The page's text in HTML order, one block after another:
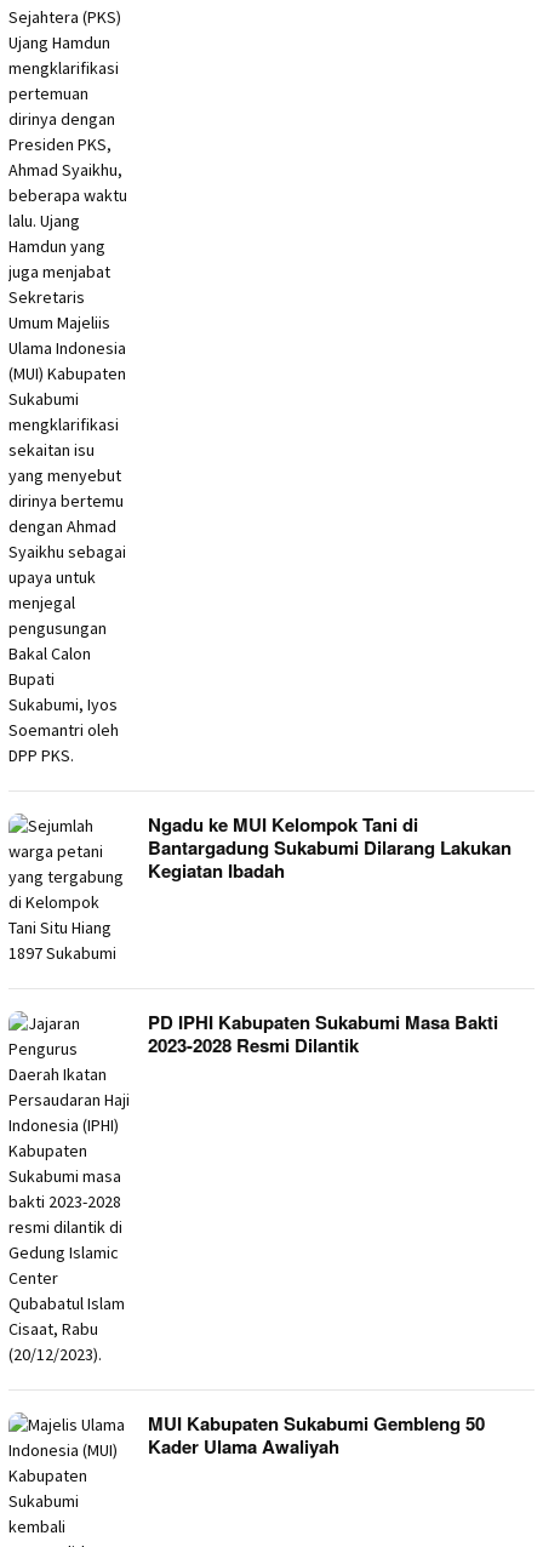
Ngadu ke MUI Kelompok Tani di
Bantargadung Sukabumi Dilarang Lakukan
Kegiatan Ibadah
PD IPHI Kabupaten Sukabumi Masa Bakti
2023-2028 Resmi Dilantik
MUI Kabupaten Sukabumi Gembleng 50
Kader Ulama Awaliyah